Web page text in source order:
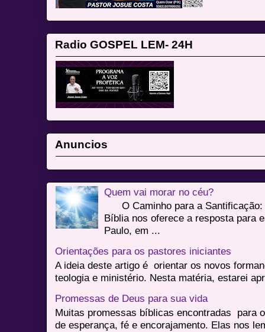
Radio GOSPEL LEM- 24H
Anuncios
Quem vai morar no céu?
O Caminho para a Santificação:
Bíblia nos oferece a resposta para
Paulo, em ...
Orientações para os pastores iniciantes
A ideia deste artigo é orientar os novos
teologia e ministério. Nesta matéria, estarei
Promessas de Deus para sua vida
Muitas promessas bíblicas encontradas para
de esperança, fé e encorajamento. Elas nos